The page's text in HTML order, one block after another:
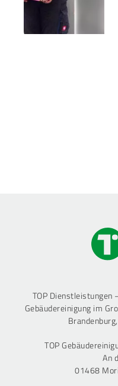
TOP
Gebäudereinigung im
TOP
An
01468